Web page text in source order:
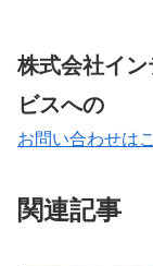
株式会社イ
ビスへの
お問い合わせは
関連記事